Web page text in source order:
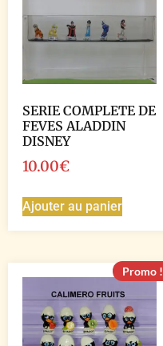
SERIE COMPLETE DE
FEVES ALADDIN
DISNEY
10.00€
Ajouter au panier
Promo !